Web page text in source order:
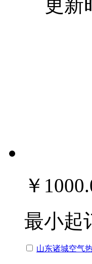
更新
￥
最小起
山东诸城空气